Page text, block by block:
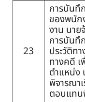
23
การบันทึ
ของพนัก
งาน นาย
การบันทึ
ประวัติทา
ทางคดี
ตำแหน่ง
พิจารณา
ตอบแทน